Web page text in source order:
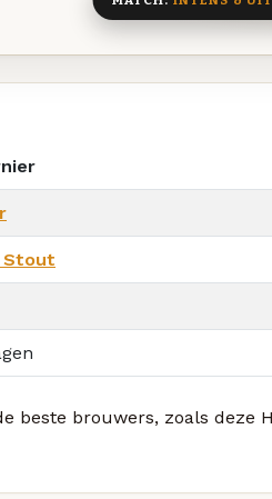
Stout
beste brouwers, zoals deze